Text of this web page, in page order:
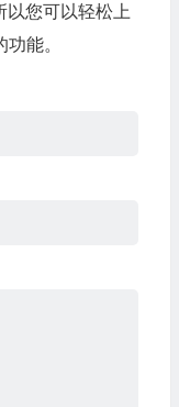
以您可以轻松上
能。